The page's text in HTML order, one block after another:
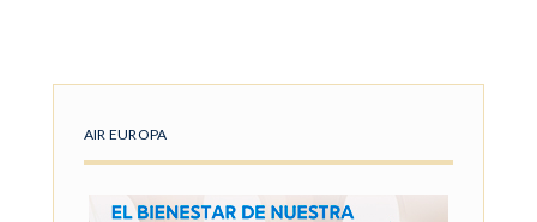
AIR EUROPA